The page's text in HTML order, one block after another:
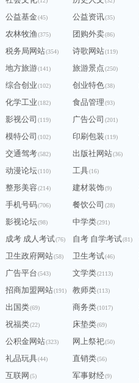
公益基金(45) 公益资讯(35)
农林牧渔(375) 团购外卖(86)
税务局网站(354) 诗歌网站(119)
地方旅游(141) 旅游景点(250)
综合创业(102) 创业特色(38)
化学工业(182) 食品管理(93)
影视公司 (119) 广告公司 (201)
模特公司 (102) 印刷包装(119)
交通驾考(582) 出版社网站(36)
动漫论坛(110) 工具(16)
整形美容(214) 建材装饰(9)
手机号码(706) 餐饮公司 (28)
影视论坛(98) 中学类(291)
成考 成人考试(76) 自考 自学考试(81)
卫生政府网站(58) 卫生考试(46)
广告平台(543) 文学类(2113)
招商加盟网站(191) 教师类(113)
出国类(69) 商务类(1017)
祝福类(22) 床垫类(69)
公积金网站(323) 网上祭祀(50)
礼品玩具(44) 直销类(56)
互联网 (5) 军事财经(9)